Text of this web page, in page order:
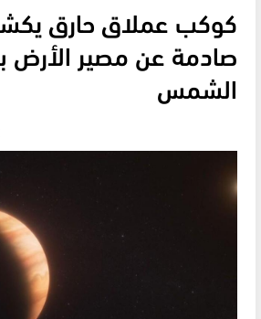
كوكب عملاق حارق
صادمة عن مصير
الشمس